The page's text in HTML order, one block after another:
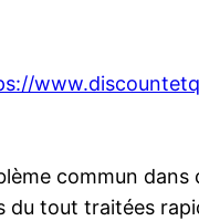
commun
du tout traitées